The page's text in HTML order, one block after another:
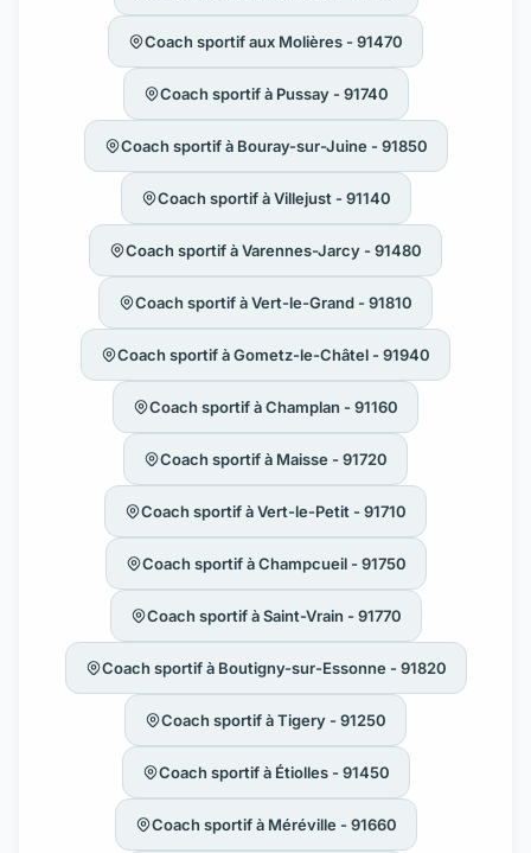
Coach sportif aux Molières - 91470
Coach sportif à Pussay - 91740
Coach sportif à Bouray-sur-Juine - 91850
Coach sportif à Villejust - 91140
Coach sportif à Varennes-Jarcy - 91480
Coach sportif à Vert-le-Grand - 91810
Coach sportif à Gometz-le-Châtel - 91940
Coach sportif à Champlan - 91160
Coach sportif à Maisse - 91720
Coach sportif à Vert-le-Petit - 91710
Coach sportif à Champcueil - 91750
Coach sportif à Saint-Vrain - 91770
Coach sportif à Boutigny-sur-Essonne - 91820
Coach sportif à Tigery - 91250
Coach sportif à Étiolles - 91450
Coach sportif à Méréville - 91660